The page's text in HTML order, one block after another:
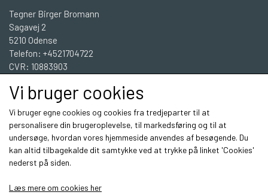
Tegner Birger Bromann
Sagavej 2
5210 Odense
Telefon: +4521704722
CVR: 10883903
BBGrafisk Workshop INFO
Sociale medier
Vi bruger cookies
Vi bruger egne cookies og cookies fra tredjeparter til at
personalisere din brugeroplevelse, til markedsføring og til at
undersøge, hvordan vores hjemmeside anvendes af besøgende. Du
kan altid tilbagekalde dit samtykke ved at trykke på linket 'Cookies'
nederst på siden.
Læs mere om cookies her